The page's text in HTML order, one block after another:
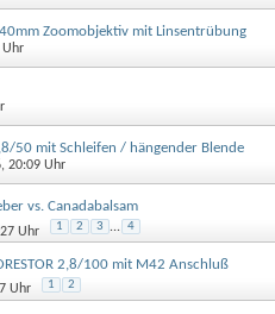
Zoomobjektiv mit Linsentrübung
Uhr
50 mit Schleifen / hängender Blende
20:09 Uhr
vs. Canadabalsam
Uhr 1 2 3 ... 4
2,8/100 mit M42 Anschluß
Uhr 1 2